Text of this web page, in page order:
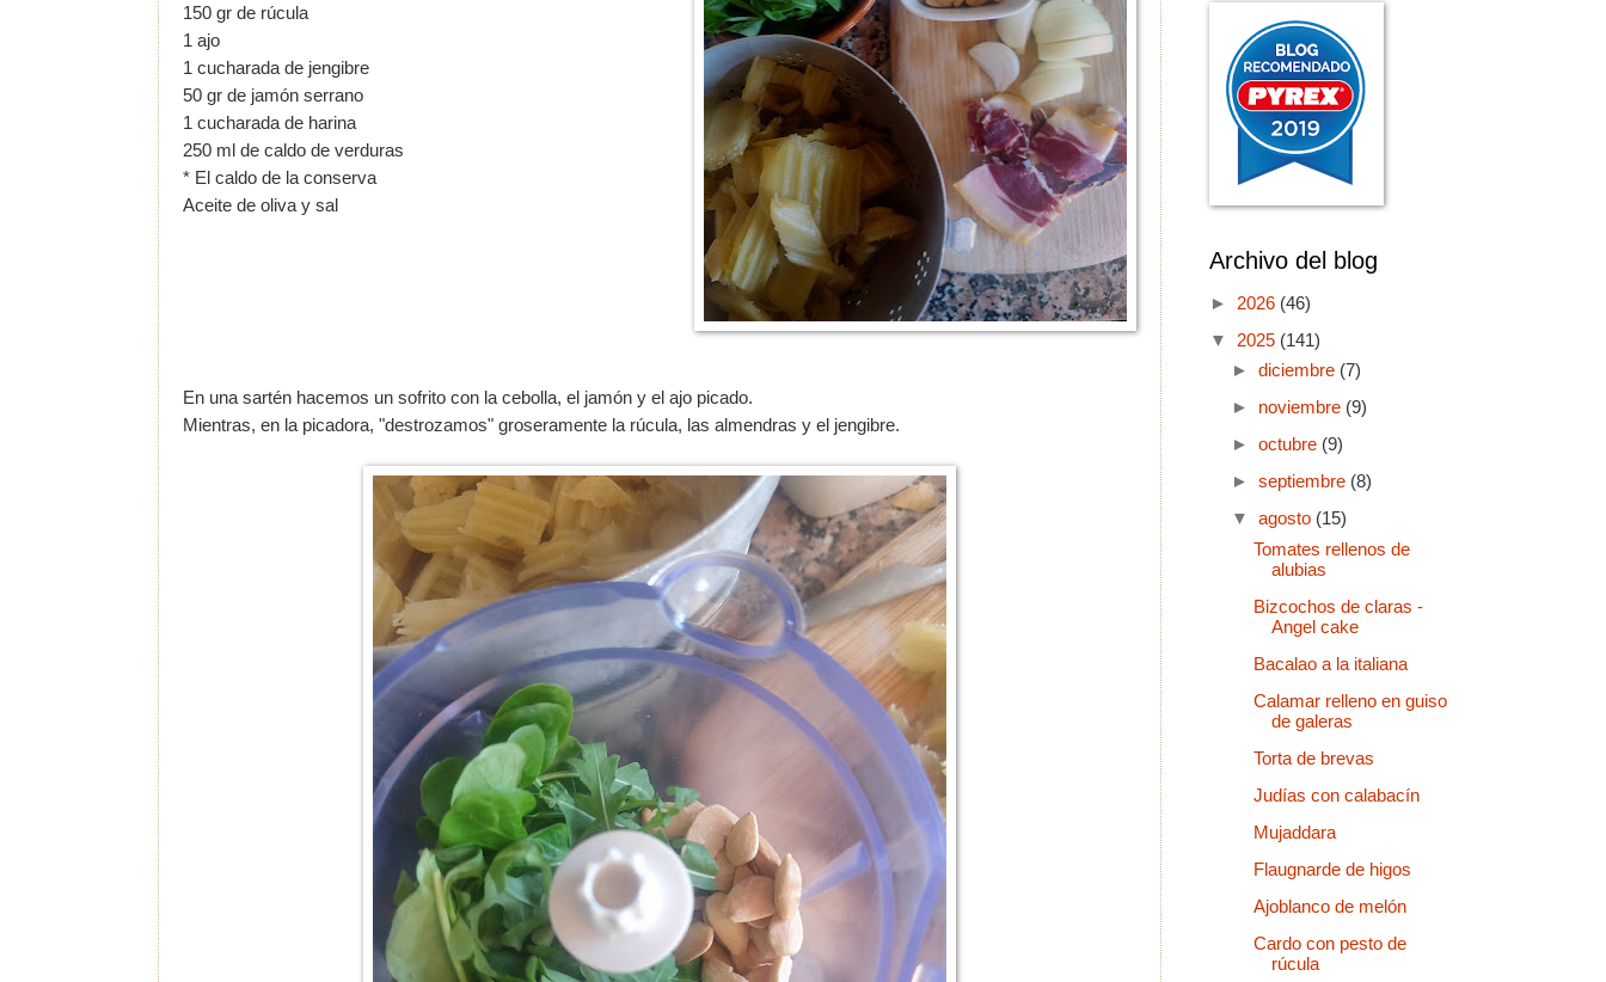
150 gr de rúcula
1 ajo
1 cucharada de jengibre
50 gr de jamón serrano
1 cucharada de harina
250 ml de caldo de verduras
* El caldo de la conserva
Aceite de oliva y sal
En una sartén hacemos un sofrito con la cebolla, el jamón y el ajo picado.
Mientras, en la picadora, "destrozamos" groseramente la rúcula, las almendras y el jengibre.
Archivo del blog
► 2026 (46)
▼ 2025 (141)
► diciembre (7)
► noviembre (9)
► octubre (9)
► septiembre (8)
▼ agosto (15)
Tomates rellenos de
alubias
Bizcochos de claras -
Angel cake
Bacalao a la italiana
Calamar relleno en guiso
de galeras
Torta de brevas
Judías con calabacín
Mujaddara
Flaugnarde de higos
Ajoblanco de melón
Cardo con pesto de
rúcula